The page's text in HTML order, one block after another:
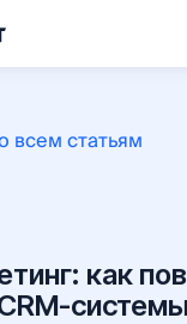
всем статьям
как
системы